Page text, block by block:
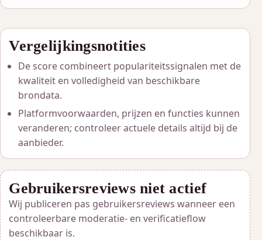
Vergelijkingsnotities
De score combineert populariteitssignalen met de
kwaliteit en volledigheid van beschikbare
brondata.
Platformvoorwaarden, prijzen en functies kunnen
veranderen; controleer actuele details altijd bij de
aanbieder.
Gebruikersreviews niet actief
Wij publiceren pas gebruikersreviews wanneer een
controleerbare moderatie- en verificatieflow
beschikbaar is.